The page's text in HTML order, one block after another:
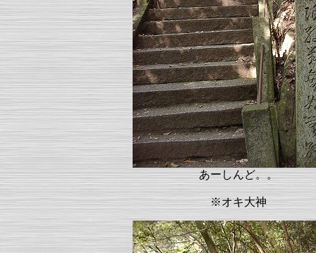
あーしんど。。
※オキ大神